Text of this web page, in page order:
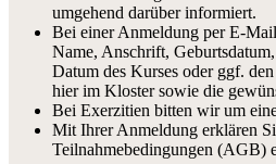
umgehend darüber informiert.
Bei einer Anmeldung per E-
Name, Anschrift,
Datum des Kurses oder ggf.
hier im Kloster sowie die
Bei Exerzitien bitten wir um
Mit Ihrer Anmeldung erklären
Teilnahmebedingungen (AGB)